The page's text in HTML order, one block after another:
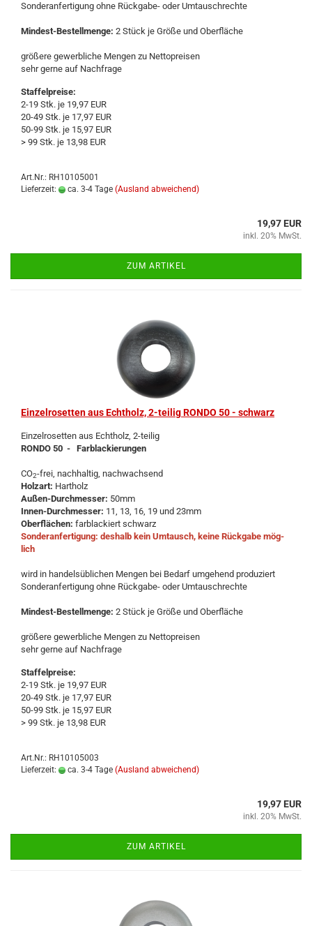
Son­der­an­fer­ti­gung ohne Rückgabe-​ oder Um­tausch­rech­te
Mindest-​Bestellmenge: 2 Stück je Größe und Ober­flä­che
grö­ße­re ge­werb­li­che Men­gen zu Net­to­prei­sen
sehr gerne auf Nach­fra­ge
Staffelpreise:
2-19 Stk. je 19,97 EUR
20-49 Stk. je 17,97 EUR
50-99 Stk. je 15,97 EUR
> 99 Stk. je 13,98 EUR
Art.Nr.: RH10105001
Lieferzeit:
ca. 3-4 Tage (Ausland abweichend)
19,97 EUR
inkl. 20% MwSt.
ZUM ARTIKEL
Ein­zel­ro­set­ten aus Echt­holz, 2-​tei­lig RONDO 50 - schwarz
Ein­zel­ro­set­ten aus Echt­holz, 2-​teilig
RONDO 50 - Farb­la­ckie­run­gen
CO2-frei, nach­hal­tig, nach­wach­send
Holz­art: Hart­holz
Außen-​Durchmesser: 50mm
Innen-​Durchmesser: 11, 13, 16, 19 und 23mm
Ober­flä­chen: farb­la­ckiert schwarz
Son­der­an­fer­ti­gung: des­halb kein Um­tausch, keine Rück­ga­be mög­
lich
wird in han­dels­üb­li­chen Men­gen bei Be­darf um­ge­hend pro­du­ziert
Son­der­an­fer­ti­gung ohne Rückgabe-​ oder Um­tausch­rech­te
Mindest-​Bestellmenge: 2 Stück je Größe und Ober­flä­che
grö­ße­re ge­werb­li­che Men­gen zu Net­to­prei­sen
sehr gerne auf Nach­fra­ge
Staffelpreise:
2-19 Stk. je 19,97 EUR
20-49 Stk. je 17,97 EUR
50-99 Stk. je 15,97 EUR
> 99 Stk. je 13,98 EUR
Art.Nr.: RH10105003
Lieferzeit:
ca. 3-4 Tage (Ausland abweichend)
19,97 EUR
inkl. 20% MwSt.
ZUM ARTIKEL